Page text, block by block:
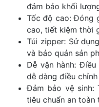
đảm bảo khối
Tốc độ cao: Đóng
cao, tiết kiệm thời
Túi zipper: Sử
và bảo quản sản
Dễ vận hành:
dễ dàng điều
Đảm bảo vệ sinh:
tiêu chuẩn an toàn